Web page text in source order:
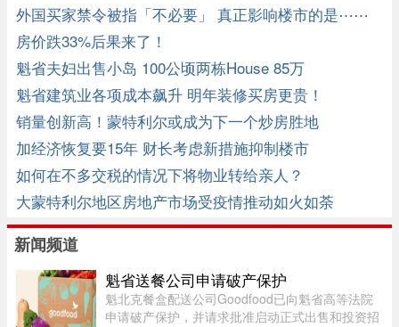
外国买家禁令被指「不必要」 真正影响楼市的是⋯⋯
房价跌33%后果来了！
魁省夫妇出售小岛 100公顷两栋House 85万
魁省建筑业各项成本飙升 明年装修买房更贵！
销量创新高！蒙特利尔或成为下一个炒房胜地
加经济恢复要15年 财长考虑新措施抑制楼市
如何在不多交税的情况下将物业转给亲人？
大蒙特利尔地区房地产市场受疫情推动如火如荼
新闻频道
魁省送餐公司申请破产保护
魁北克餐盒配送公司Goodfood已向魁省高等法院
申请破产保护，并请求批准启动正式出售和投资招